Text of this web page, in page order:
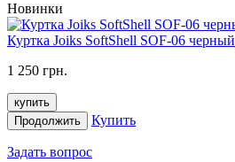
Новинки
Куртка Joiks SoftShell SOF-06 черный
1 250 грн.
купить
Продолжить
Купить
Задать вопрос